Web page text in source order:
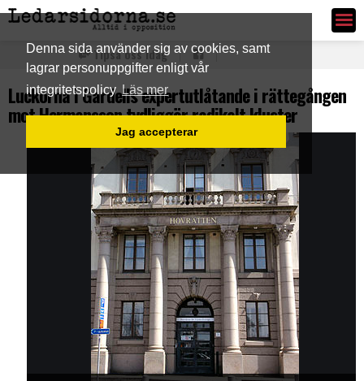
Denna sida använder sig av cookies, samt
lagrar personuppgifter enligt vår
integritetspolicy Läs mer
Jag accepterar
Ledarsidorna.se
Tipsa oss idag
Luckorna i Gardells expertutlåtande i rättegången
mot Hermansson tydliggör radikalt kluster